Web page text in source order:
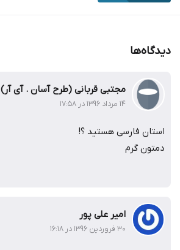
دیدگاه‌ها
مجتبی قربانی (طرح آسان . آی آر)
۱۴ مرداد ۱۳۹۶ در ۱۷:۵۸
استان فارسی هستید ؟!
دمتون گرم
امیر علی پور
۳۰ فروردین ۱۳۹۶ در ۱۶:۱۸